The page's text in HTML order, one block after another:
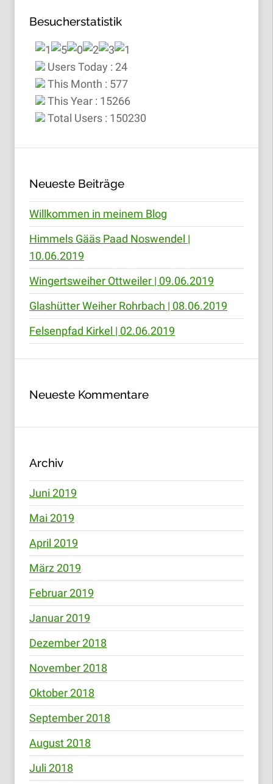
Besucherstatistik
Users Today : 24
This Month : 577
This Year : 15266
Total Users : 150230
Neueste Beiträge
Willkommen in meinem Blog
Himmels Gääs Paad Noswendel |
10.06.2019
Wingertsweiher Ottweiler | 09.06.2019
Glashütter Weiher Rohrbach | 08.06.2019
Felsenpfad Kirkel | 02.06.2019
Neueste Kommentare
Archiv
Juni 2019
Mai 2019
April 2019
März 2019
Februar 2019
Januar 2019
Dezember 2018
November 2018
Oktober 2018
September 2018
August 2018
Juli 2018